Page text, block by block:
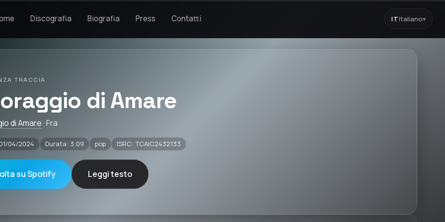
Discografia Biografia Press Contatti ITItaliano▾
TRACCIA
di Amare
di Amare · Fra
04/2024 Durata: 3:09 pop ISRC: TCAIC2432133
su Spotify Leggi testo